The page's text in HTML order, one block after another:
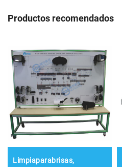
Productos recomendados
Limpiaparabrisas,